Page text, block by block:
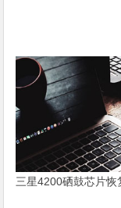
三星4200硒鼓芯片恢